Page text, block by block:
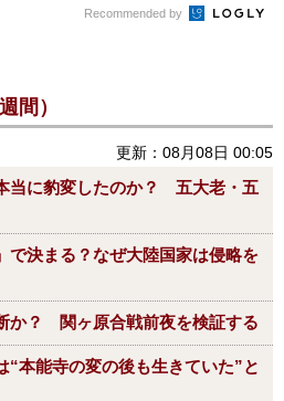
Recommended by
間）
更新：08月08日 00:05
当に豹変したのか？ 五大老・五
で決まる？なぜ大陸国家は侵略を
か？ 関ヶ原合戦前夜を検証する
“本能寺の変の後も生きていた”と